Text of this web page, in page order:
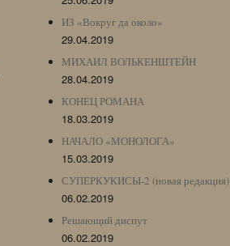
ИЗ «Вокруг да около»
29.04.2019
МИХАИЛ ВОЛЬКЕНШТЕЙН
28.04.2019
КОНЕЦ РОМАНА
18.03.2019
НАЧАЛО «МОНОЛОГА»
15.03.2019
СУПЕРКУКИСЫ-2 (новая редакция)
06.02.2019
Решающий диспут
06.02.2019